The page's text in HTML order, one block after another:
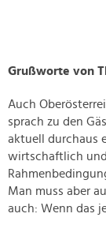
Grußworte von
Auch
sprach zu den
aktuell durchaus
wirtschaftlich
Man muss aber
auch: Wenn das